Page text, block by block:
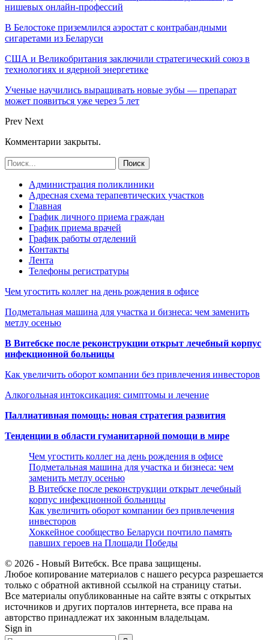
нишевых онлайн-профессий
В Белостоке приземлился аэростат с контрабандными
сигаретами из Беларуси
США и Великобритания заключили стратегический союз в
технологиях и ядерной энергетике
Ученые научились выращивать новые зубы — препарат
может появиться уже через 5 лет
Prev Next
Комментарии закрыты.
Администрация поликлиники
Адресная схема терапевтических участков
Главная
График личного приема граждан
График приема врачей
График работы отделений
Контакты
Лента
Телефоны регистратуры
Чем угостить коллег на день рождения в офисе
Подметальная машина для участка и бизнеса: чем заменить
метлу осенью
В Витебске после реконструкции открыт лечебный корпус
инфекционной больницы
Как увеличить оборот компании без привлечения инвесторов
Алкогольная интоксикация: симптомы и лечение
Паллиативная помощь: новая стратегия развития
Тенденции в области гуманитарной помощи в мире
Чем угостить коллег на день рождения в офисе
Подметальная машина для участка и бизнеса: чем
заменить метлу осенью
В Витебске после реконструкции открыт лечебный
корпус инфекционной больницы
Как увеличить оборот компании без привлечения
инвесторов
Хоккейное сообщество Беларуси почтило память
павших героев на Площади Победы
© 2026 - Новый Витебск. Все права защищены.
Любое копирование материалов с нашего ресурса разрешается
только с обратной активной ссылкой на страницу статьи.
Все материалы опубликованные на сайте взяты с открытых
источников и других порталов интернета, все права на
авторство принадлежат их законным владельцам.
Sign in